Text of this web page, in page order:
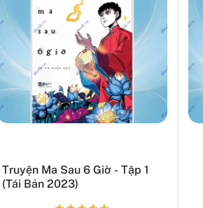
Truyện Ma Sau 6 Giờ - Tập 1
(Tái Bản 2023)